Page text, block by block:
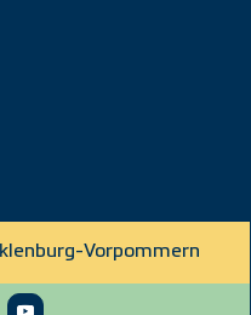
Vorpommern